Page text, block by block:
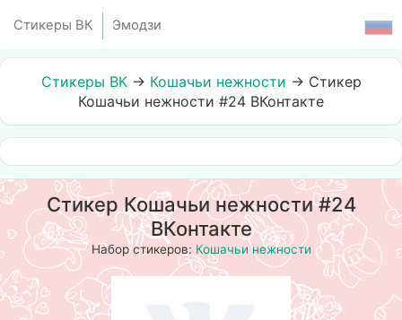
Стикеры ВК Эмодзи
Стикеры ВК→ Кошачьи нежности → Стикер
Кошачьи нежности #24 ВКонтакте
Стикер Кошачьи нежности #24
ВКонтакте
Набор стикеров: Кошачьи нежности